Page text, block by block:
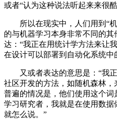
或者“认为这种说法听起来来很酷
所以在现实中，人们用到“机
的与机器学习本身非常不同的
达：“我正在用统计学方法来让
在设计可以部署到自动化系统中
又或者表达的意思是：“我正
社区开发的方法，如随机森林，
普遍的情况是，他们使用这个词
学习研究者，我就是在使用数
就怎么说。”